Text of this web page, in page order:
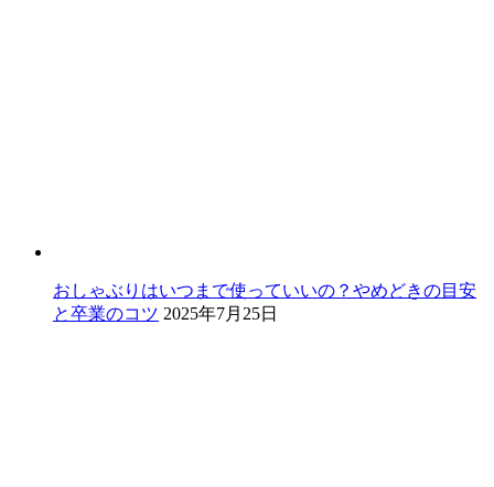
おしゃぶりはいつまで使っていいの？やめどきの目安
と卒業のコツ 2025年7月25日